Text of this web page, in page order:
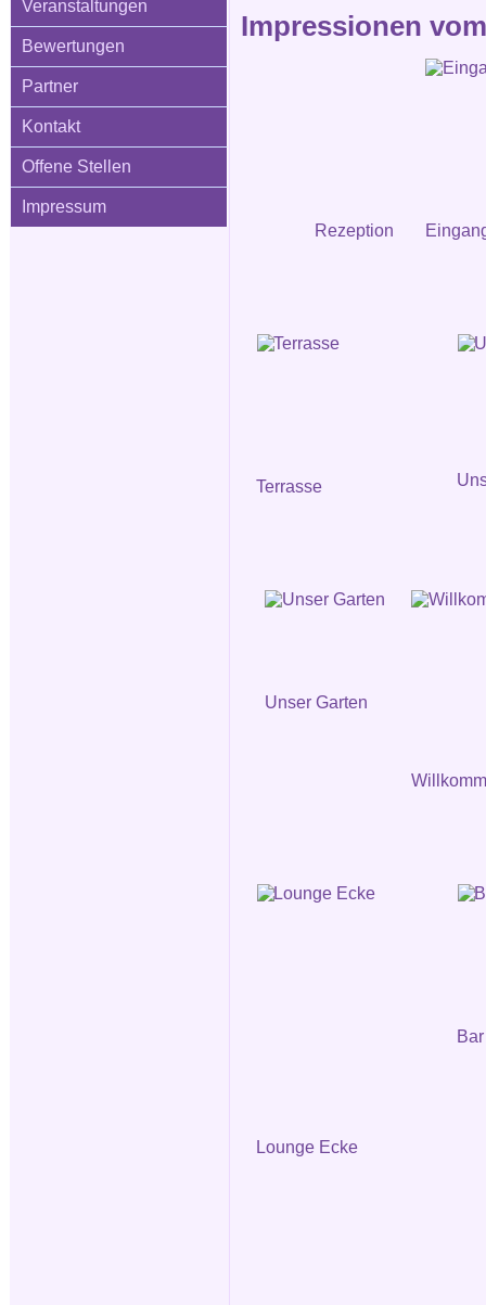
Veranstaltungen
Bewertungen
Partner
Kontakt
Offene Stellen
Impressum
Impressionen
Rezeption
Terrasse
Unser Garten
Lounge Ecke